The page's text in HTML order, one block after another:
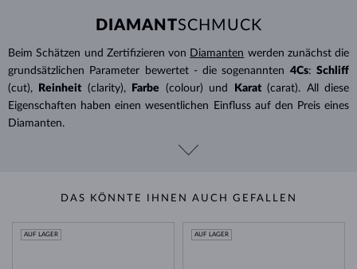
DIAMANTSCHMUCK
Beim Schätzen und Zertifizieren von Diamanten werden zunächst die
grundsätzlichen Parameter bewertet - die sogenannten 4Cs: Schliff
(cut),
Reinheit (clarity), Farbe (colour) und Karat (carat). All diese
Eigenschaften haben einen wesentlichen Einfluss auf den Preis eines
Diamanten.
DAS KÖNNTE IHNEN AUCH GEFALLEN
AUF LAGER AUF LAGER